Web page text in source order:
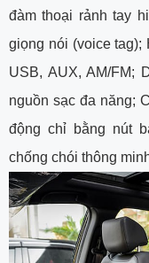
đàm thoại rảnh tay
giọng nói (voice tag);
USB, AUX, AM/FM;
nguồn sạc đa năng;
động chỉ bằng nút
chống chói thông